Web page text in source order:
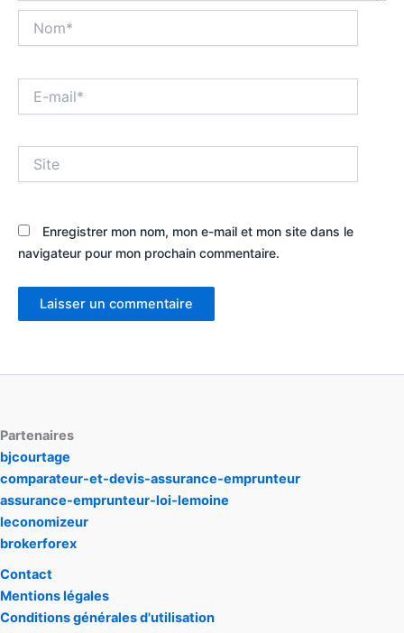
mail*
Enregistrer mon nom, mon e-mail et mon site dans le
navigateur pour mon prochain commentaire.
Partenaires
bjcourtage
comparateur-et-devis-assurance-emprunteur
assurance-emprunteur-loi-lemoine
leconomizeur
brokerforex
Contact
Mentions légales
Conditions générales d'utilisation